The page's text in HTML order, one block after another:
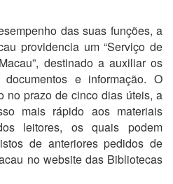
das suas funções, a
providencia um “Serviço de
destinado a auxiliar os
e informação. O
no prazo de cinco dias úteis, a
mais rápido aos materiais
leitores, os quais podem
de anteriores pedidos de
no website das Bibliotecas